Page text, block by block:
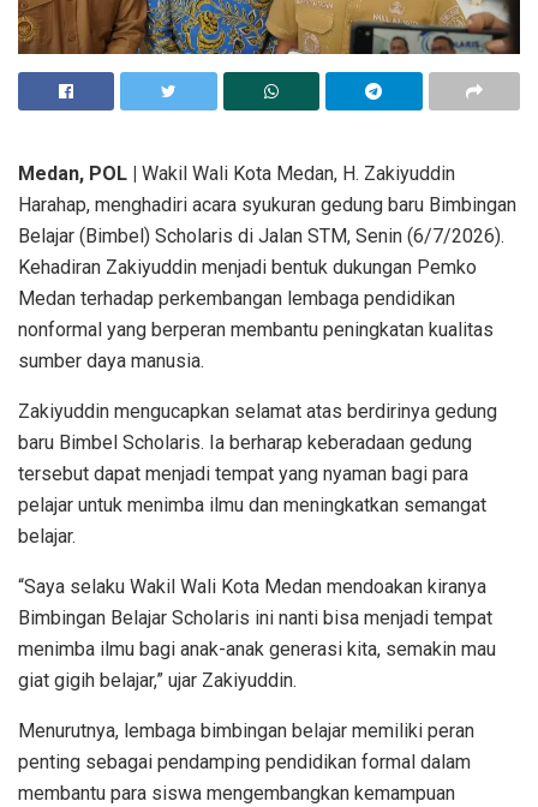
Medan, POL |
Wakil Wali Kota Medan, H. Zakiyuddin
Harahap, menghadiri acara syukuran gedung baru Bimbingan
Belajar (Bimbel) Scholaris di Jalan STM, Senin (6/7/2026).
Kehadiran Zakiyuddin menjadi bentuk dukungan Pemko
Medan terhadap perkembangan lembaga pendidikan
nonformal yang berperan membantu peningkatan kualitas
sumber daya manusia.
Zakiyuddin mengucapkan selamat atas berdirinya gedung
baru Bimbel Scholaris. Ia berharap keberadaan gedung
tersebut dapat menjadi tempat yang nyaman bagi para
pelajar untuk menimba ilmu dan meningkatkan semangat
belajar.
“Saya selaku Wakil Wali Kota Medan mendoakan kiranya
Bimbingan Belajar Scholaris ini nanti bisa menjadi tempat
menimba ilmu bagi anak-anak generasi kita, semakin mau
giat gigih belajar,” ujar Zakiyuddin.
Menurutnya, lembaga bimbingan belajar memiliki peran
penting sebagai pendamping pendidikan formal dalam
membantu para siswa mengembangkan kemampuan